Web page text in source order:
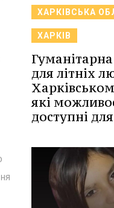
ХАРКІВСЬКА
ХАРКІВ
для літніх
які
доступні